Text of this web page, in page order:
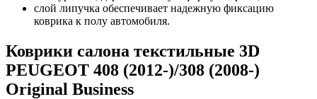
слой липучка обеспечивает надежную фиксацию
коврика к полу автомобиля.
Коврики салона текстильные 3D
PEUGEOT 408 (2012-)/308 (2008-)
Original Business